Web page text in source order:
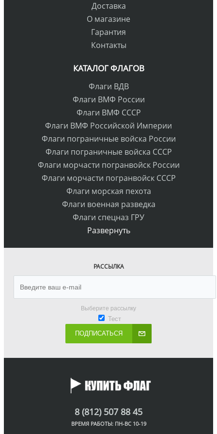
Доставка
О магазине
Гарантия
Контакты
КАТАЛОГ ФЛАГОВ
Флаги ВДВ
Флаги ВМФ России
Флаги ВМФ СССР
Флаги ВМФ Российской Империи
Флаги пограничные войска России
Флаги пограничные войска СССР
Флаги морчасти погранвойск России
Флаги морчасти погранвойск СССР
Флаги морская пехота
Флаги военная разведка
Флаги спецназ ГРУ
Развернуть
РАССЫЛКА
Выберите рассылку
Тест
ПОДПИСАТЬСЯ
8 (812) 507 88 45
ВРЕМЯ РАБОТЫ: ПН-ВС 10-19